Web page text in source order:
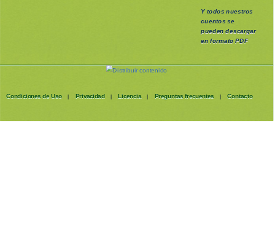
Y todos nuestros
cuentos se
puedendescargar
en formato PDF
Condiciones de Uso | Privacidad | Licencia | Preguntas frecuentes | Contacto